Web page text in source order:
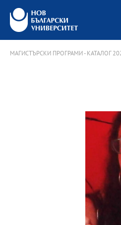
МАГИСТЪРСКИ ПРОГРАМИ - КАТАЛОГ